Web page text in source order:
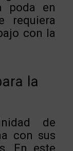
poda en
requiera
con la
la
de
con sus
En este